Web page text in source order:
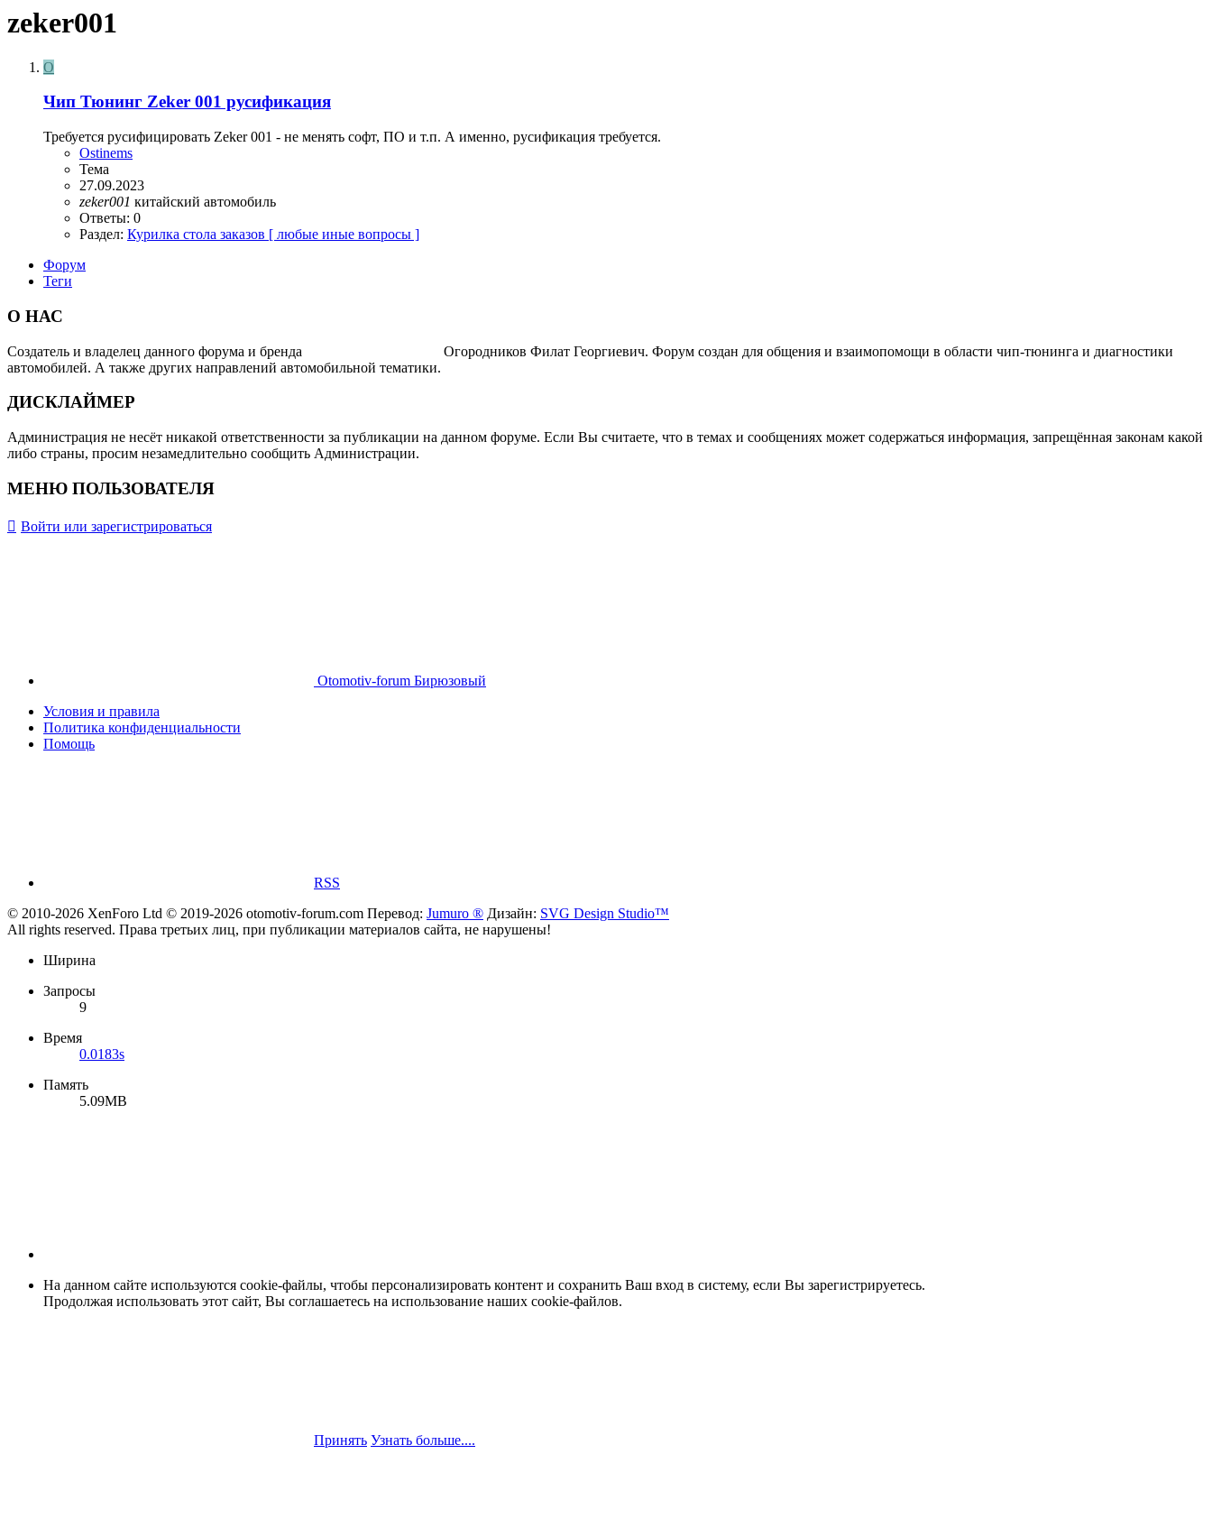
zeker001
O
Чип Тюнинг Zeker 001 русификация
Требуется русифицировать Zeker 001 - не менять софт, ПО и т.п. А именно, русификация требуется.
Ostinems
Тема
27.09.2023
zeker001 китайский автомобиль
Ответы: 0
Раздел: Курилка стола заказов [ любые иные вопросы ]
Форум
Теги
О НАС
Создатель и владелец данного форума и бренда
Огородников Филат Георгиевич. Форум создан для общения и взаимопомощи в области чип-тюнинга и диагностики
автомобилей. А также других направлений автомобильной тематики.
ДИСКЛАЙМЕР
Администрация не несёт никакой ответственности за публикации на данном форуме. Если Вы считаете, что в темах и сообщениях может содержаться информация, запрещённая законам какой
либо страны, просим незамедлительно сообщить Администрации.
МЕНЮ ПОЛЬЗОВАТЕЛЯ
Войти или зарегистрироваться
Otomotiv-forum Бирюзовый
Условия и правила
Политика конфиденциальности
Помощь
RSS
© 2010-2026 XenForo Ltd © 2019-2026 otomotiv-forum.com Перевод: Jumuro ® Дизайн: SVG Design Studio™
All rights reserved. Права третьих лиц, при публикации материалов сайта, не нарушены!
Ширина
Запросы
9
Время
0.0183s
Память
5.09MB
На данном сайте используются cookie-файлы, чтобы персонализировать контент и сохранить Ваш вход в систему, если Вы зарегистрируетесь.
Продолжая использовать этот сайт, Вы соглашаетесь на использование наших cookie-файлов.
Принять Узнать больше....